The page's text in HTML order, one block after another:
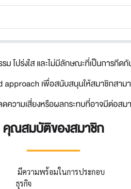
ปร่งใส และไม่มีลักษณะที่เป็นการกีด
เพื่อสนับสนุนให้สมาชิกสาม
ความเสี่ยงหรือผลกระทบที่อาจมีต่อส
คุณสมบัติของสมาชิก
มีความพร้อมในการประกอบ
ธุรกิจ